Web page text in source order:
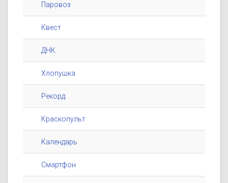
Паровоз
Квест
ДНК
Хлопушка
Рекорд
Краскопульт
Календарь
Смартфон